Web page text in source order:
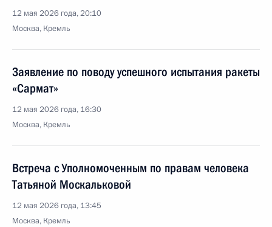
12 мая 2026 года, 20:10
Москва, Кремль
Заявление по поводу успешного испытания ракеты
«Сармат»
12 мая 2026 года, 16:30
Москва, Кремль
Встреча с Уполномоченным по правам человека
Татьяной Москальковой
12 мая 2026 года, 13:45
Москва, Кремль